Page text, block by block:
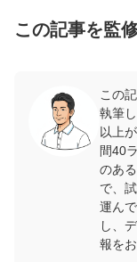
この記事を監
この
執筆
以上
間40
のあ
で、
運ん
し、
報を